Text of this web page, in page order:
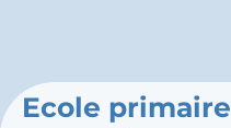
Ecole primaire